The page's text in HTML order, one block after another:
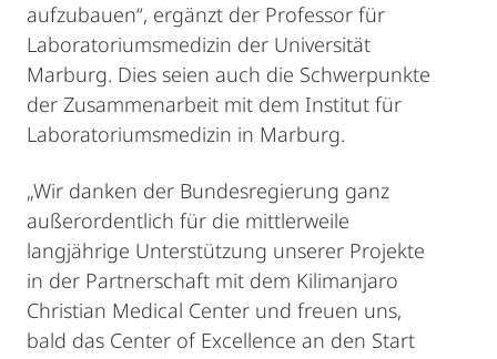
aufzubauen“, ergänzt der Professor für
Laboratoriumsmedizin der Universität
Marburg. Dies seien auch die Schwerpunkte
der Zusammenarbeit mit dem Institut für
Laboratoriumsmedizin in Marburg.
„Wir danken der Bundesregierung ganz
außerordentlich für die mittlerweile
langjährige Unterstützung unserer Projekte
in der Partnerschaft mit dem Kilimanjaro
Christian Medical Center und freuen uns,
bald das Center of Excellence an den Start